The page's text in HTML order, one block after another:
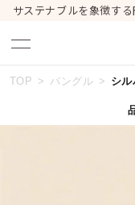
サステナブルを象徴す
TOP バングル シ